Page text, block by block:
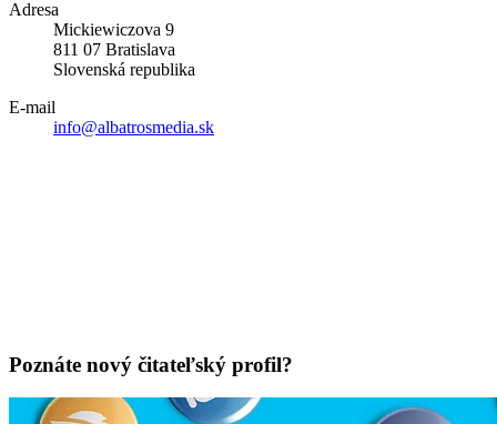
Adresa
Mickiewiczova 9
811 07 Bratislava
Slovenská republika
E-mail
info@albatrosmedia.sk
Poznáte nový čitateľský profil?